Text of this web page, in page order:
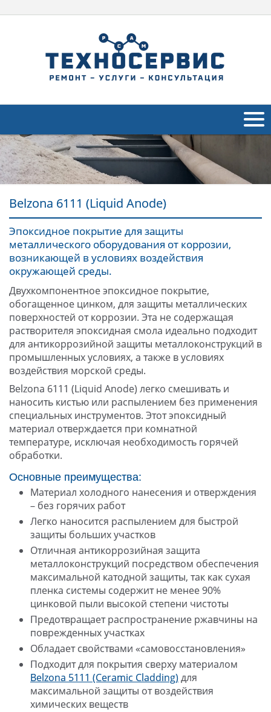
O компании Belzona
Продукция
Применение
Отрасли промышленности
Обратная связь
Belzona 6111 (Liquid Anode)
Эпоксидное покрытие для защиты
металлического оборудования от коррозии,
возникающей в условиях воздействия
окружающей среды.
Двухкомпонентное эпоксидное покрытие,
обогащенное цинком, для защиты металлических
поверхностей от коррозии. Эта не содержащая
растворителя эпоксидная смола идеально подходит
для антикоррозийной защиты металлоконструкций в
промышленных условиях, а также в условиях
воздействия морской среды.
Belzona 6111 (Liquid Anode) легко смешивать и
наносить кистью или распылением без применения
специальных инструментов. Этот эпоксидный
материал отверждается при комнатной
температуре, исключая необходимость горячей
обработки.
Основные преимущества:
Материал холодного нанесения и отверждения
– без горячих работ
Легко наносится распылением для быстрой
защиты больших участков
Отличная антикоррозийная защита
металлоконструкций посредством обеспечения
максимальной катодной защиты, так как сухая
пленка системы содержит не менее 90%
цинковой пыли высокой степени чистоты
Предотвращает распространение ржавчины на
поврежденных участках
Обладает свойствами «самовосстановления»
Подходит для покрытия сверху материалом
Belzona 5111 (Ceramic Cladding)для
максимальной защиты от воздействия
химических веществ